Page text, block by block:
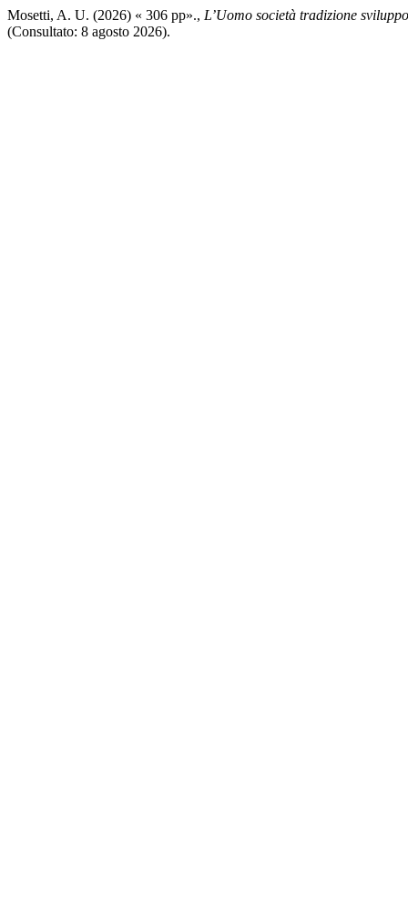
Mosetti, A. U. (2026) « 306 pp»., L’Uomo società tradizione sviluppo
(Consultato: 8 agosto 2026).